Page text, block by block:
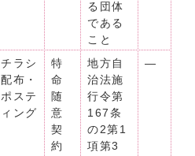
る団体
である
こと
チラシ
配布・
ポステ
ィング
特
命
随
意
契
約
地方自
治法施
行令第
167条
の2第1
項第3
―